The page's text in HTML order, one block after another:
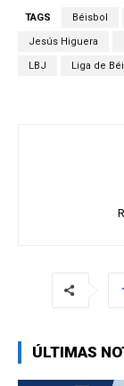
A
b
o
o
TAGS Béisbol
Jesús Higuera
LBJ Liga de
ÚLTIMAS